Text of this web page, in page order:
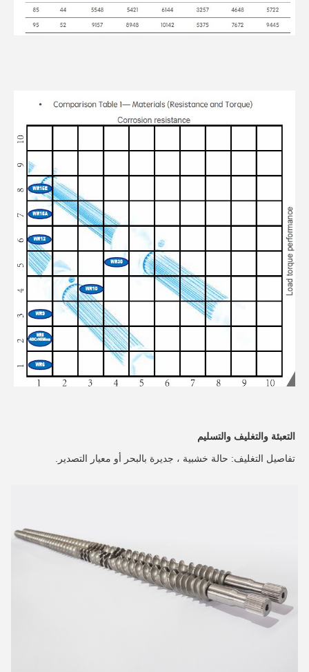
التعبئة والتغليف والتسليم
تفاصيل التغليف: حالة خشبية ، جديرة بالبحر أو معيار التصدير.